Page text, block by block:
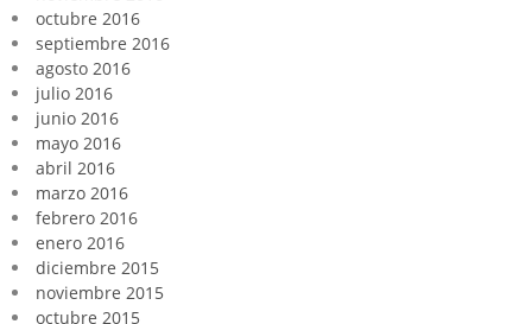
octubre 2016
septiembre 2016
agosto 2016
julio 2016
junio 2016
mayo 2016
abril 2016
marzo 2016
febrero 2016
enero 2016
diciembre 2015
noviembre 2015
octubre 2015